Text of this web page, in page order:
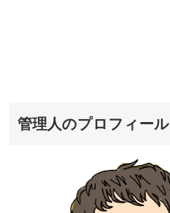
管理人のプロフィール